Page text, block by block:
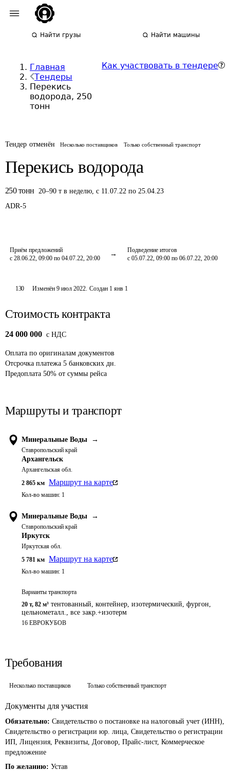
Найти грузы Найти машины
Главная
Тендеры
Перекись
водорода, 250
тонн
Как участвовать в тендере
Тендер отменён Несколько поставщиков Только собственный транспорт
Перекись водорода
250 тонн 20–90 т в неделю, с 11.07.22 по 25.04.23
ADR-5
Приём предложений
с 28.06.22, 09:00 по 04.07.22, 20:00
Подведение итогов
с 05.07.22, 09:00 по 06.07.22, 20:00
130 Изменён9 июл 2022. Создан 1 янв 1
Стоимость контракта
24 000 000 c НДС
Оплата по оригиналам документов
Отсрочка платежа 5 банковских дн.
Предоплата 50% от суммы рейса
Маршруты и транспорт
Минеральные Воды →
Ставропольский край
Архангельск
Архангельская обл.
2 865 км Маршрут на карте
Кол-во машин: 1
Минеральные Воды →
Ставропольский край
Иркутск
Иркутская обл.
5 781 км Маршрут на карте
Кол-во машин: 1
Варианты транспорта
20 т, 82 м³ тентованный, контейнер, изотермический, фургон,
цельнометалл., все закр.+изотерм
16 ЕВРОКУБОВ
Требования
Несколько поставщиков Только собственный транспорт
Документы для участия
Обязательно: Свидетельство о постановке на налоговый учет (ИНН),
Свидетельство о регистрации юр. лица, Свидетельство о регистрации
ИП, Лицензия, Реквизиты, Договор, Прайс-лист, Коммерческое
предложение
По желанию: Устав